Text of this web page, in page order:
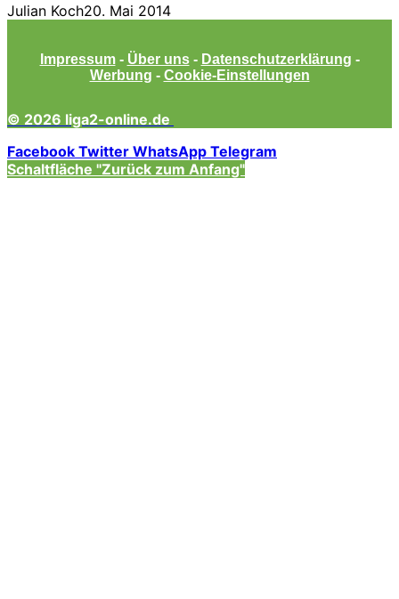
Julian Koch20. Mai 2014
Impressum - Über uns - Datenschutzerklärung -
Werbung - Cookie-Einstellungen
© 2026 liga2-online.de
Facebook Twitter WhatsApp Telegram
Schaltfläche "Zurück zum Anfang"